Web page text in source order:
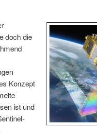
doch die
Konzept
ist und